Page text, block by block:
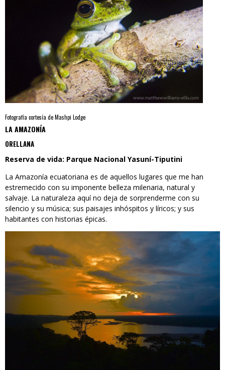
Fotografía cortesía de Mashpi Lodge
LA AMAZONÍA
ORELLANA
Reserva de vida: Parque Nacional Yasuní-Tiputini
La Amazonía ecuatoriana es de aquellos lugares que me han
estremecido con su imponente belleza milenaria, natural y
salvaje. La naturaleza aquí no deja de sorprenderme con su
silencio y su música; sus paisajes inhóspitos y líricos; y sus
habitantes con historias épicas.